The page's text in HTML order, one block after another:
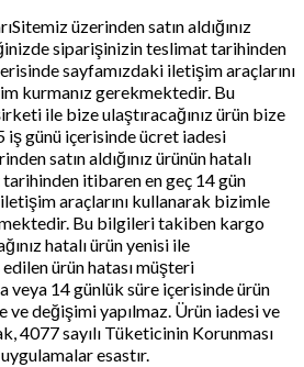
üzerinden satın aldığınız
siparişinizin teslimat tarihinden
sayfamızdaki iletişim araçlarını
kurmanız gerekmektedir. Bu
ile bize ulaştıracağınız ürün bize
iş günü içerisinde ücret iadesi
satın aldığınız ürünün hatalı
tarihinden itibaren en geç 14 gün
araçlarını kullanarak bizimle
Bu bilgileri takiben kargo
hatalı ürün yenisi ile
ürün hatası müşteri
veya 14 günlük süre içerisinde ürün
ve değişimi yapılmaz. Ürün iadesi ve
4077 sayılı Tüketicinin Korunması
esastır.